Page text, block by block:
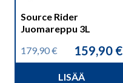
Source Rider
Juomareppu 3L
179,90€
Alkuperäinen
hinta
159,90 €
Nykyinen
hinta
LISÄÄ